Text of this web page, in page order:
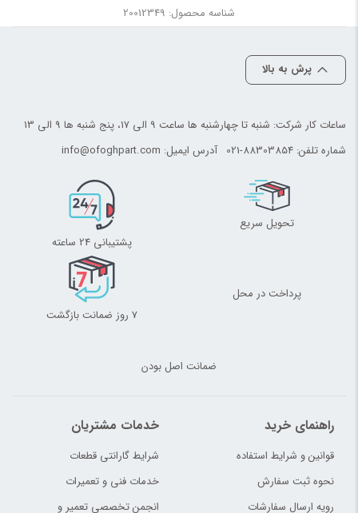
شناسه محصول: 20012349
پرش به بالا
ساعات کار شرکت: شنبه تا چهارشنبه ها ساعت 9 الی 17، پنج شنبه ها 9 الی 13
شماره تلفن: 021-88303854 آدرس ایمیل: info@ofoghpart.com
تحویل سریع
پشتیبانی 24 ساعته
پرداخت در محل
7 روز ضمانت بازگشت
ضمانت اصل بودن
راهنمای خرید
قوانین و شرایط استفاده
نحوه ثبت سفارش
رویه ارسال سفارشات
خدمات مشتریان
شرایط گارانتی قطعات
خدمات فنی و تعمیرات
انجمن تخصصی تعمیر و